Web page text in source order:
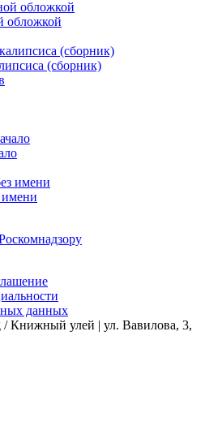
обложкой
(сборник)
имени
данных
Книжный улей | ул. Вавилова, 3,